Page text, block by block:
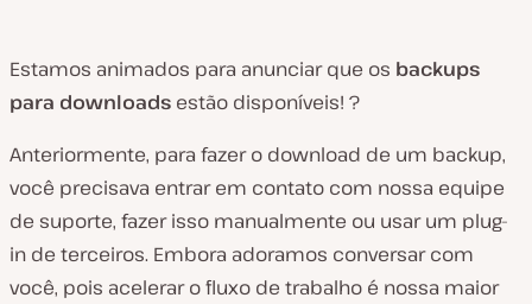
Estamos animados para anunciar que os backups
para downloads estão disponíveis! ?
Anteriormente, para fazer o download de um backup,
você precisava entrar em contato com nossa equipe
de suporte, fazer isso manualmente ou usar um plug-
in de terceiros. Embora adoramos conversar com
você, pois acelerar o fluxo de trabalho é nossa maior